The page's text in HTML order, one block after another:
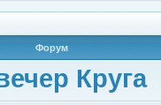
Форум
Круга